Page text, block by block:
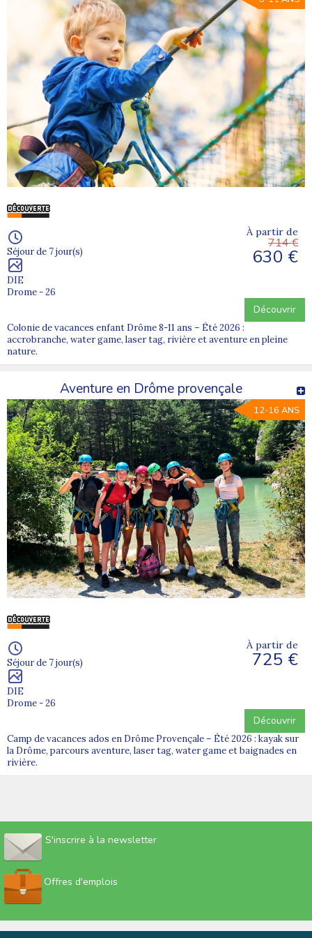
Séjour de 7 jour(s)
DIE
Drome - 26
À partir de
714 €
630 €
Découvrir
Colonie de vacances enfant Drôme 8-11 ans – Été 2026 :
accrobranche, water game, laser tag, rivière et aventure en pleine
nature.
Aventure en Drôme provençale
12-16 ANS
Séjour de 7 jour(s)
DIE
Drome - 26
À partir de
725 €
Découvrir
Camp de vacances ados en Drôme Provençale – Été 2026 : kayak sur
la Drôme, parcours aventure, laser tag, water game et baignades en
rivière.
S'inscrire à la newsletter
Offres d'emplois